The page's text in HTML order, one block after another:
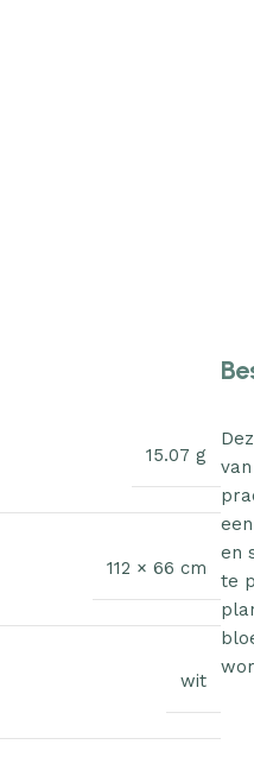
15.07 g
112 × 66 cm
wit
en
te